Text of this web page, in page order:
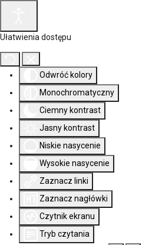
Ułatwienia dostępu
Odwróć kolory
Monochromatyczny
Ciemny kontrast
Jasny kontrast
Niskie nasycenie
Wysokie nasycenie
Zaznacz linki
Zaznacz nagłówki
Czytnik ekranu
Tryb czytania